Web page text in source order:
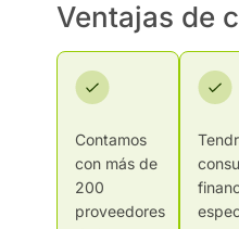
Ventajas de
Contamos
con más de
200
proveedores